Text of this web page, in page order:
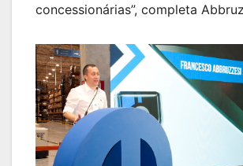
concessionárias”, completa